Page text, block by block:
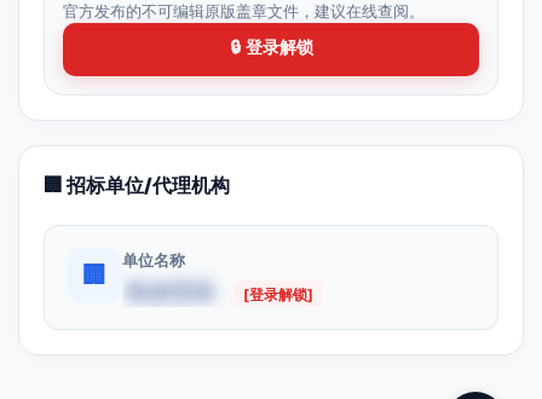
官方发布的不可编辑原版盖章文件，建议在线查阅。
🔒 登录解锁
🏢 招标单位/代理机构
🏢
单位名称
[登录解锁]